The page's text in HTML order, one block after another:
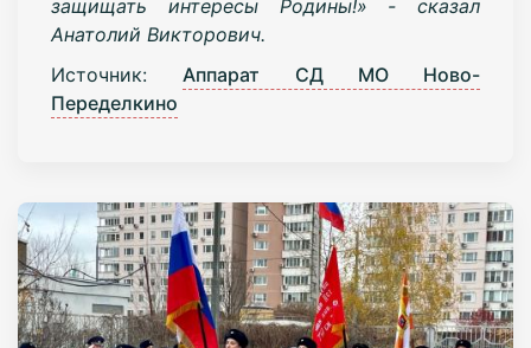
защищать интересы Родины!» - сказал
Анатолий Викторович.
Источник: Аппарат СД МО Ново-
Переделкино